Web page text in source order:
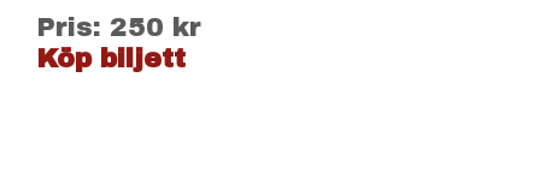
Pris: 250 kr
Köp biljett